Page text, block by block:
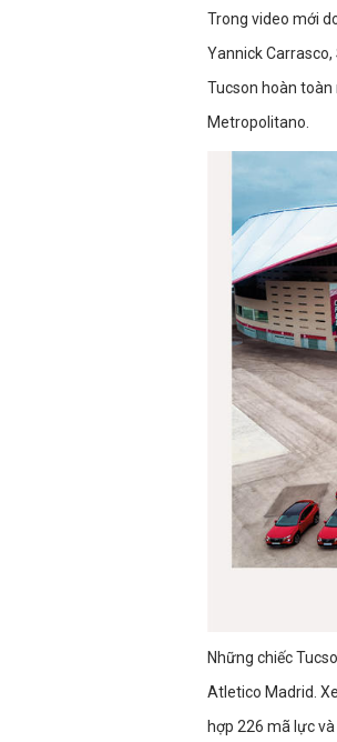
Trong video mới
Yannick
Tucson hoàn toàn
Metropolitano.
Những chiếc
Atletico Madrid.
hợp 226 mã lực